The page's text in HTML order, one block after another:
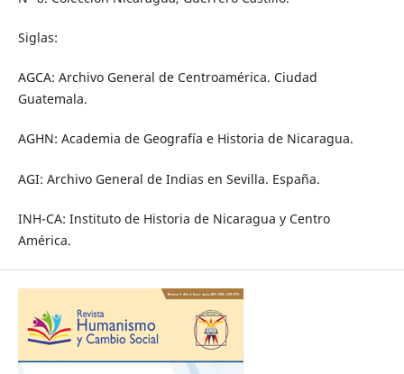
Siglas:
AGCA: Archivo General de Centroamérica. Ciudad
Guatemala.
AGHN: Academia de Geografía e Historia de Nicaragua.
AGI: Archivo General de Indias en Sevilla. España.
INH-CA: Instituto de Historia de Nicaragua y Centro
América.